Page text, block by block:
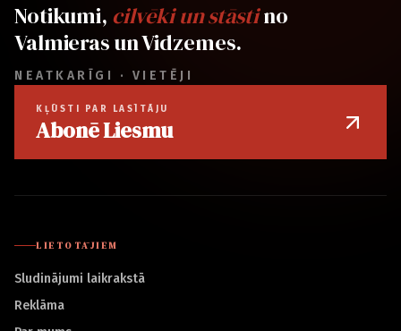
Notikumi, cilvēki un stāstino
Valmieras un Vidzemes.
NEATKARĪGI · VIETĒJI
KĻŪSTI PAR LASĪTĀJU
Abonē Liesmu
LIETOTĀJIEM
Sludinājumi laikrakstā
Reklāma